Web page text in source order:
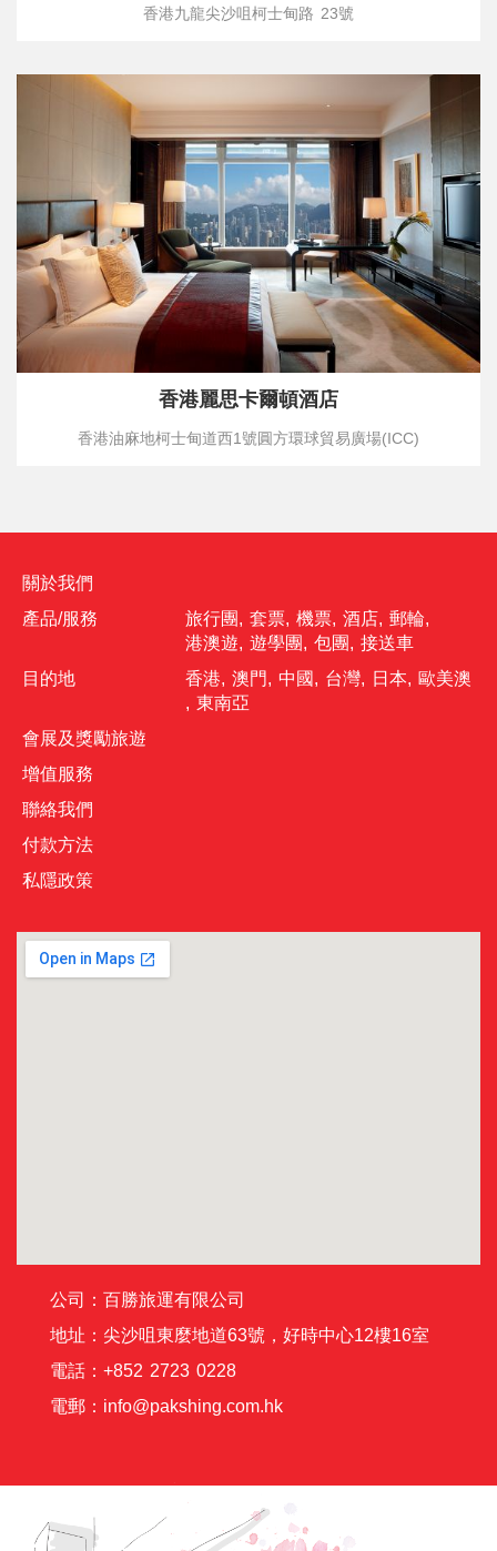
香港九龍尖沙咀柯士甸路 23號
香港麗思卡爾頓酒店
香港油麻地柯士甸道西1號圓方環球貿易廣場(ICC)
關於我們
產品/服務
旅行團, 套票, 機票, 酒店, 郵輪,
港澳遊, 遊學團, 包團, 接送車
目的地
香港, 澳門, 中國 , 台灣, 日本, 歐美澳
, 東南亞
會展及獎勵旅遊
增值服務
聯絡我們
付款方法
私隱政策
公司：百勝旅運有限公司
地址：尖沙咀東麼地道63號，好時中心12樓16室
電話：+852 2723 0228
電郵：info@pakshing.com.hk